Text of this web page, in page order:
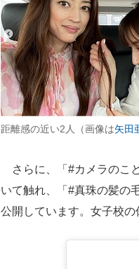
距離感の近い2人（画像は矢田
さらに、「#カメラのこ
いて触れ、「#真珠の髪の
公開しています。女子校の